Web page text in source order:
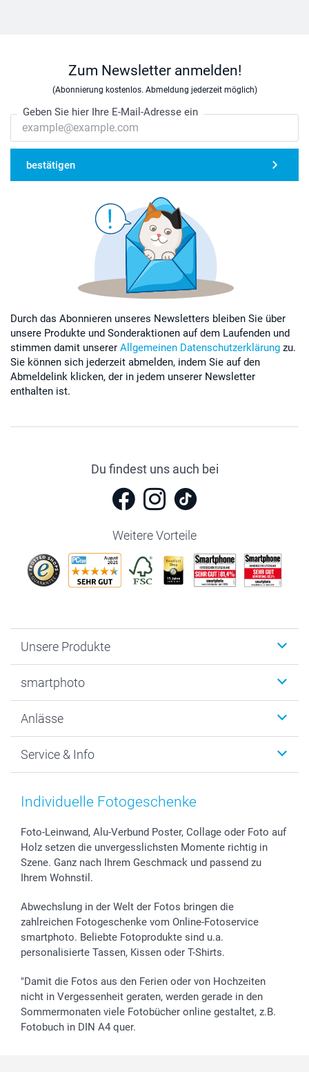
Zum Newsletter anmelden!
(Abonnierung kostenlos. Abmeldung jederzeit möglich)
Geben Sie hier Ihre E-Mail-Adresse ein
bestätigen
Durch das Abonnieren unseres Newsletters bleiben Sie über
unsere Produkte und Sonderaktionen auf dem Laufenden und
stimmen damit unserer Allgemeinen Datenschutzerklärung zu.
Sie können sich jederzeit abmelden, indem Sie auf den
Abmeldelink klicken, der in jedem unserer Newsletter
enthalten ist.
Du findest uns auch bei
Weitere Vorteile
Unsere Produkte
Fotogeschenke
MyNameBook
Fotoabzüge, Fotos als Buch & Poster
Zubehör & Material
Sticker & Etiketten
Geschenk-Gutscheine (PDF)
smartphoto
Warum smartphoto
Datenschutz
AGB
Presse
Partnerprogramme
Investor Relations
Widerrufsrecht
Anlässe
Neujahr
Muttertag
Kommunion & Konfirmation
Hochzeit
Geburtstag
Zu allen Anlässen
Service & Info
Anmelden /Registrieren
Lieferfristen
72h Lieferung
Zahlungsmöglichkeiten
Status der Bestellung
smartfriends
smartgarantie
smartbonus
Individuelle Fotogeschenke
Foto-Leinwand, Alu-Verbund Poster, Collage oder Foto auf
Holz setzen die unvergesslichsten Momente richtig in
Szene. Ganz nach Ihrem Geschmack und passend zu
Ihrem Wohnstil.
Abwechslung in der Welt der Fotos bringen die
zahlreichen Fotogeschenke vom Online-Fotoservice
smartphoto. Beliebte Fotoprodukte sind u.a.
personalisierte Tassen, Kissen oder T-Shirts.
"Damit die Fotos aus den Ferien oder von Hochzeiten
nicht in Vergessenheit geraten, werden gerade in den
Sommermonaten viele Fotobücher online gestaltet, z.B.
Fotobuch in DIN A4 quer.